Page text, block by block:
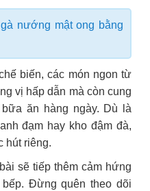
nướng mật ong bằng
biến, các món ngon từ
vị hấp dẫn mà còn cung
ăn hàng ngày. Dù là
đạm hay kho đậm đà,
hút riêng.
sẽ tiếp thêm cảm hứng
Đừng quên theo dõi